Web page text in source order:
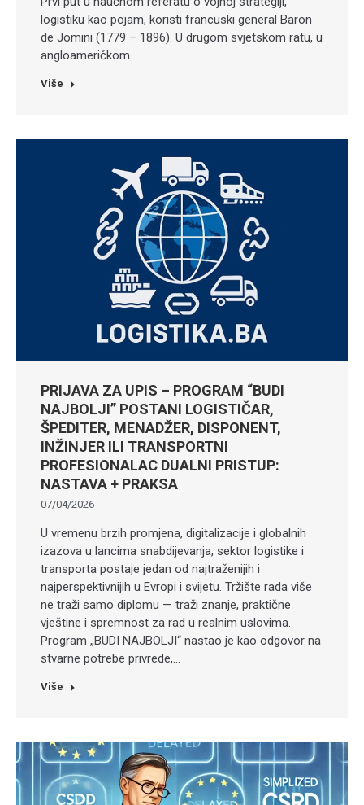
logistiku kao pojam, koristi francuski general Baron
de Jomini (1779 – 1896). U drugom svjetskom ratu, u
angloameričkom…
Više
PRIJAVA ZA UPIS – PROGRAM “BUDI
NAJBOLJI” POSTANI LOGISTIČAR,
ŠPEDITER, MENADŽER, DISPONENT,
INŽINJER ILI TRANSPORTNI
PROFESIONALAC DUALNI PRISTUP:
NASTAVA + PRAKSA
07/04/2026
U vremenu brzih promjena, digitalizacije i globalnih
izazova u lancima snabdijevanja, sektor logistike i
transporta postaje jedan od najtraženijih i
najperspektivnijih u Evropi i svijetu. Tržište rada više
ne traži samo diplomu — traži znanje, praktične
vještine i spremnost za rad u realnim uslovima.
Program „BUDI NAJBOLJI“ nastao je kao odgovor na
stvarne potrebe privrede,…
Više